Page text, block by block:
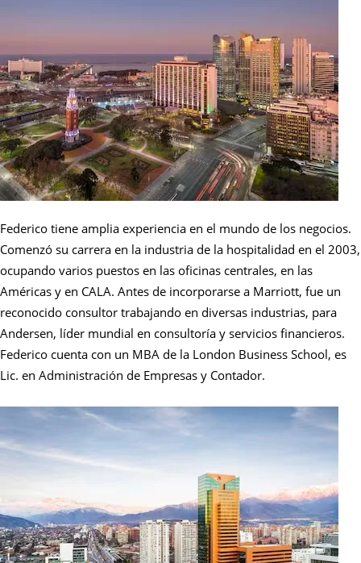
Federico tiene amplia experiencia en el mundo de los negocios.
Comenzó su carrera en la industria de la hospitalidad en el 2003,
ocupando varios puestos en las oficinas centrales, en las
Américas y en CALA. Antes de incorporarse a Marriott, fue un
reconocido consultor trabajando en diversas industrias, para
Andersen, líder mundial en consultoría y servicios financieros.
Federico cuenta con un MBA de la London Business School, es
Lic. en Administración de Empresas y Contador.